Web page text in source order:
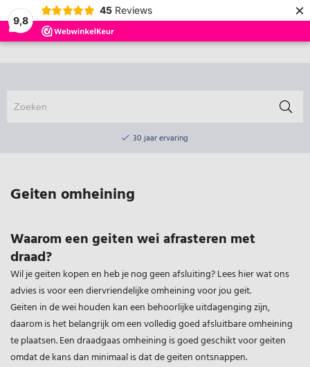
9,8
45 Reviews ×
0
Elektrisch afrasteringsmateriaal gratis verzending vanaf €75
Geiten omheining
Waarom een geiten wei afrasteren met
draad?
Wil je geiten kopen en heb je nog geen afsluiting? Lees hier wat ons
advies is voor een diervriendelijke omheining voor jou geit.
Geiten in de wei houden kan een behoorlijke uitdagenging zijn,
daarom is het belangrijk om een volledig goed afsluitbare omheining
te plaatsen. Een draadgaas omheining is goed geschikt voor geiten
omdat de kans dan minimaal is dat de geiten ontsnappen.